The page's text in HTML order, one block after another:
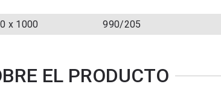
x 1000 990/205
EL PRODUCTO